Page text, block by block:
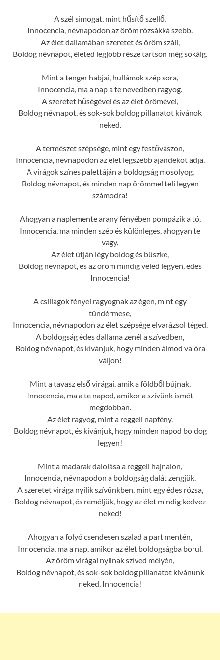
A szél simogat, mint hűsítő szellő,
Innocencia, névnapodon az öröm rózsákká szebb.
Az élet dallamában szeretet és öröm száll,
Boldog névnapot, életed legjobb része tartson még sokáig.
Mint a tenger habjai, hullámok szép sora,
Innocencia, ma a nap a te nevedben ragyog.
A szeretet hűségével és az élet örömével,
Boldog névnapot, és sok-sok boldog pillanatot kívánok
neked.
A természet szépsége, mint egy festővászon,
Innocencia, névnapodon az élet legszebb ajándékot adja.
A virágok színes palettáján a boldogság mosolyog,
Boldog névnapot, és minden nap örömmel teli legyen
számodra!
Ahogyan a naplemente arany fényében pompázik a tó,
Innocencia, ma minden szép és különleges, ahogyan te
vagy.
Az élet útján légy boldog és büszke,
Boldog névnapot, és az öröm mindig veled legyen, édes
Innocencia!
A csillagok fényei ragyognak az égen, mint egy
tündérmese,
Innocencia, névnapodon az élet szépsége elvarázsol téged.
A boldogság édes dallama zenél a szívedben,
Boldog névnapot, és kívánjuk, hogy minden álmod valóra
váljon!
Mint a tavasz első virágai, amik a földből bújnak,
Innocencia, ma a te napod, amikor a szívünk ismét
megdobban.
Az élet ragyog, mint a reggeli napfény,
Boldog névnapot, és kívánjuk, hogy minden napod boldog
legyen!
Mint a madarak dalolása a reggeli hajnalon,
Innocencia, névnapodon a boldogság dalát zengjük.
A szeretet virága nyílik szívünkben, mint egy édes rózsa,
Boldog névnapot, és reméljük, hogy az élet mindig kedvez
neked!
Ahogyan a folyó csendesen szalad a part mentén,
Innocencia, ma a nap, amikor az élet boldogságba borul.
Az öröm virágai nyílnak szíved mélyén,
Boldog névnapot, és sok-sok boldog pillanatot kívánunk
neked, Innocencia!